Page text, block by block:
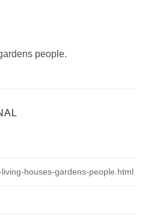
people.
houses-gardens-people.html